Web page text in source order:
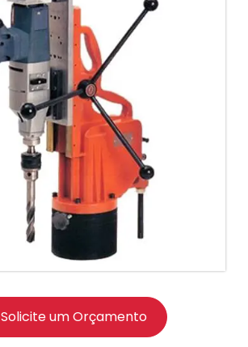
Solicite um Orçamento